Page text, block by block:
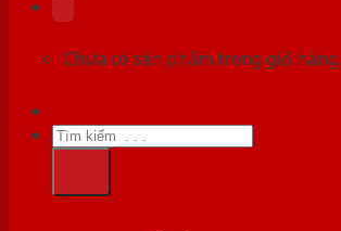
Chưa có sản phẩm trong giỏ hàng.
Tìm
kiếm: